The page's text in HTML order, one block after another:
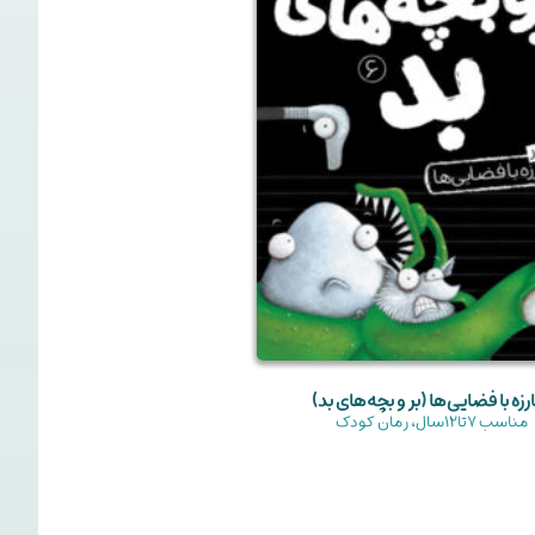
با فضایی‌ها (بر و بچه‌های بد)
مناسب7تا12سال ،رمان کودک